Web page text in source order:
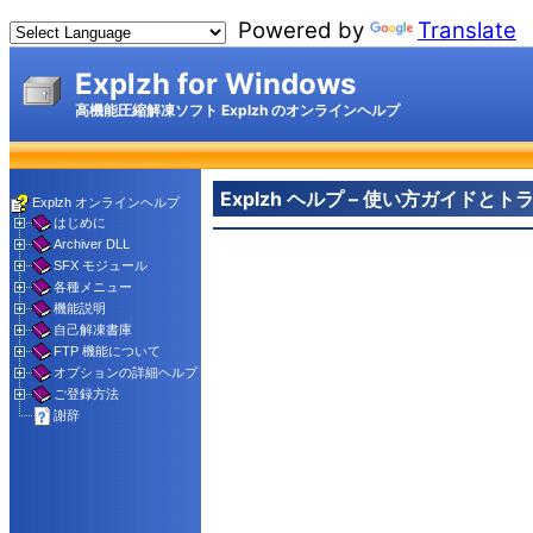
Powered by Translate
Explzh for Windows
高機能圧縮解凍ソフト Explzh のオンラインヘルプ
Explzh オンラインヘルプ
はじめに
Archiver DLL
SFX モジュール
各種メニュー
機能説明
自己解凍書庫
FTP 機能について
オプションの詳細ヘルプ
ご登録方法
謝辞
Explzh ヘルプ – 使い方ガイドとト